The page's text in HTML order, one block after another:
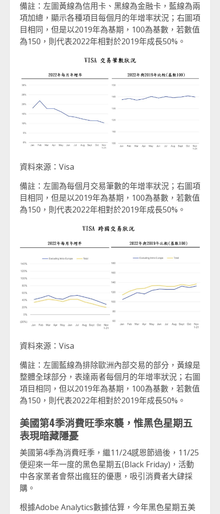
備註：左圖黃線為信用卡、黑線為金融卡，藍線為兩
項加總，顯示各種項目每個月的年增率狀況；右圖項
目相同，但是以2019年為基期，100為基數，若數值
為150，則代表2022年相對於2019年成長50%。
資料來源：Visa
備註：左圖為每個月交易筆數的年增率狀況；右圖項
目相同，但是以2019年為基期，100為基數，若數值
為150，則代表2022年相對於2019年成長50%。
資料來源：Visa
備註：左圖藍線為排除歐洲內部交易的部分，黃線是
整體全球部分，表達兩者每個月的年增率狀況；右圖
項目相同，但以2019年為基期，100為基數，若數值
為150，則代表2022年相對於2019年成長50%。
美國第4季消費旺季來襲，惟黑色星期五
表現暗藏隱憂
美國第4季為消費旺季，繼11/24感恩節過後，11/25
便迎來一年一度的黑色星期五(Black Friday)，活動
中各家業者會祭出瘋狂的優惠，吸引消費者大肆採
購。
根據Adobe Analytics數據估算，今年黑色星期五美